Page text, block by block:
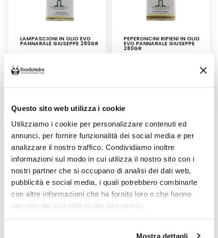
Questo sito web utilizza i cookie
Utilizziamo i cookie per personalizzare contenuti ed
annunci, per fornire funzionalità dei social media e per
analizzare il nostro traffico. Condividiamo inoltre
informazioni sul modo in cui utilizza il nostro sito con i
nostri partner che si occupano di analisi dei dati web,
pubblicità e social media, i quali potrebbero combinarle
con altre informazioni che ha fornito loro o che hanno
raccolto dal suo utilizzo dei loro servizi.
Mostra dettagli
LAMPASCIONI IN OLIO EVO
PANNARALE GIUSEPPE 280GR
Giuseppe
PEPERONCINI RIPIENI IN OLIO
EVO PANNARALE GIUSEPPE
280GR
PANNARALE GIUSEPPE 280GR